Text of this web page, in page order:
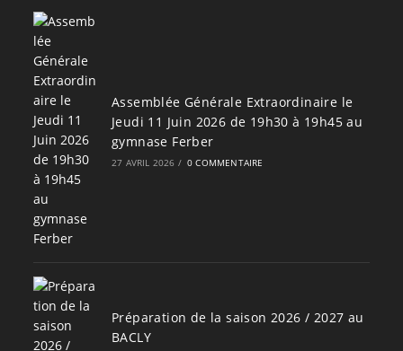
Assemblée Générale Extraordinaire le
Jeudi 11 Juin 2026 de 19h30 à 19h45 au
gymnase Ferber
27 AVRIL 2026 / 0 COMMENTAIRE
Préparation de la saison 2026 / 2027 au
BACLY